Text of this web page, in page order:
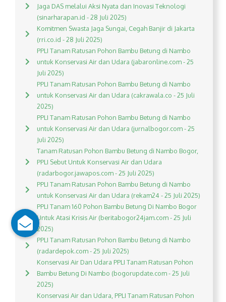
Jaga DAS melalui Aksi Nyata dan Inovasi Teknologi
(sinarharapan.id - 28 Juli 2025)
Komitmen Swasta Jaga Sungai, Cegah Banjir di Jakarta
(rri.co.id - 28 Juli 2025)
PPLI Tanam Ratusan Pohon Bambu Betung di Nambo
untuk Konservasi Air dan Udara (jabaronline.com - 25
Juli 2025)
PPLI Tanam Ratusan Pohon Bambu Betung di Nambo
untuk Konservasi Air dan Udara (cakrawala.co - 25 Juli
2025)
PPLI Tanam Ratusan Pohon Bambu Betung di Nambo
untuk Konservasi Air dan Udara (jurnalbogor.com - 25
Juli 2025)
Tanam Ratusan Pohon Bambu Betung di Nambo Bogor,
PPLI Sebut Untuk Konservasi Air dan Udara
(radarbogor.jawapos.com - 25 Juli 2025)
PPLI Tanam Ratusan Pohon Bambu Betung di Nambo
untuk Konservasi Air dan Udara (rekam24 - 25 Juli 2025)
PPLI Tanam 160 Pohon Bambu Betung Di Nambo Bogor
Untuk Atasi Krisis Air (beritabogor24jam.com - 25 Juli
2025)
PPLI Tanam Ratusan Pohon Bambu Betung di Nambo
(radardepok.com - 25 Juli 2025)
Konservasi Air Dan Udara PPLI Tanam Ratusan Pohon
Bambu Betung Di Nambo (bogorupdate.com - 25 Juli
2025)
Konservasi Air dan Udara, PPLI Tanam Ratusan Pohon